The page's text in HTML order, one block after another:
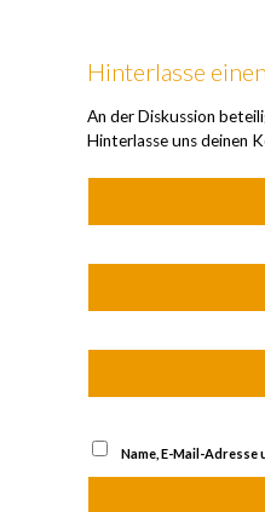
Hinterlasse
An der Diskussion
Hinterlasse uns deinen
Name, E-Mail-